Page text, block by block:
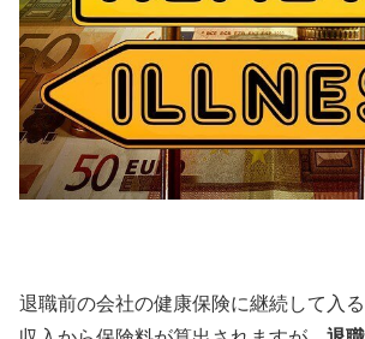
退職前の会社の健康保険に継続して入る